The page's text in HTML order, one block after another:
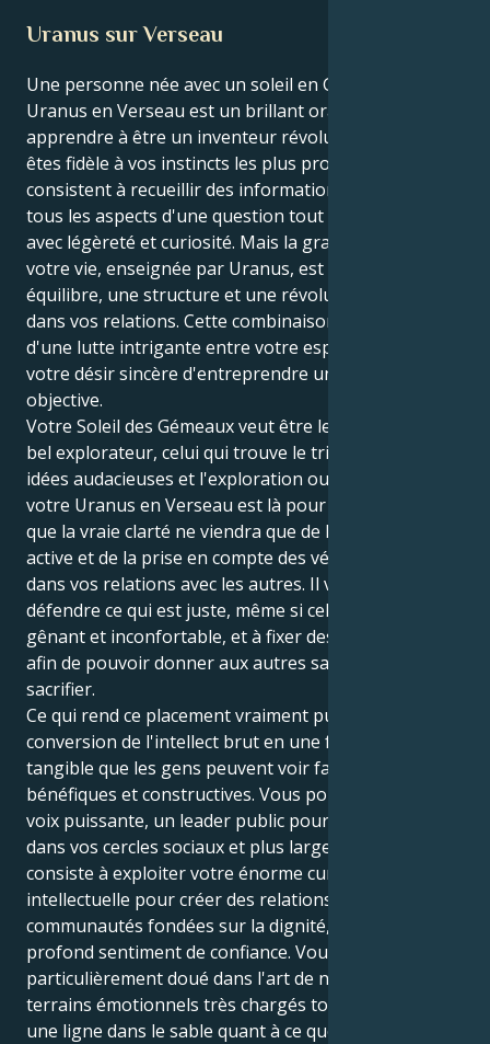
Uranus sur Verseau
Une personne née avec un soleil en Gémeaux et un
Uranus en Verseau est un brillant orateur qui doit
apprendre à être un inventeur révolutionnaire. Vous
êtes fidèle à vos instincts les plus profonds, qui
consistent à recueillir des informations et à étudier
tous les aspects d'une question tout en les traitant
avec légèreté et curiosité. Mais la grande leçon de
votre vie, enseignée par Uranus, est de fournir un
équilibre, une structure et une révolution profonde
dans vos relations. Cette combinaison est à l'origine
d'une lutte intrigante entre votre esprit analytique et
votre désir sincère d'entreprendre une exploration
objective.
Votre Soleil des Gémeaux veut être le rover sexy, le
bel explorateur, celui qui trouve le triomphe dans les
idées audacieuses et l'exploration ouverte. Mais
votre Uranus en Verseau est là pour vous montrer
que la vraie clarté ne viendra que de la recherche
active et de la prise en compte des vérités cachées
dans vos relations avec les autres. Il vous oblige à
défendre ce qui est juste, même si cela vous semble
gênant et inconfortable, et à fixer des limites claires
afin de pouvoir donner aux autres sans vous
sacrifier.
Ce qui rend ce placement vraiment puissant, c'est la
conversion de l'intellect brut en une forme physique
tangible que les gens peuvent voir faire des choses
bénéfiques et constructives. Vous pouvez être une
voix puissante, un leader public pour l'harmonie
dans vos cercles sociaux et plus larges. Votre tâche
consiste à exploiter votre énorme curiosité
intellectuelle pour créer des relations et des
communautés fondées sur la dignité, le respect et un
profond sentiment de confiance. Vous êtes
particulièrement doué dans l'art de naviguer sur des
terrains émotionnels très chargés tout en traçant
une ligne dans le sable quant à ce que vous défendez.